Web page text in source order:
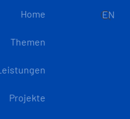
Home
Themen
Projekte
EN